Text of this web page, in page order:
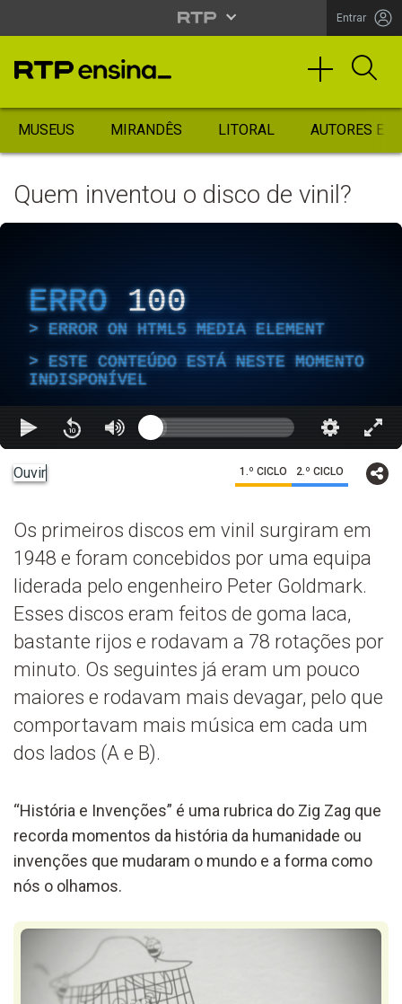
Entrar
MUSEUS MIRANDÊS LITORAL AUTORES
Quem inventou o disco de vinil?
ERRO 100
ERROR ON HTML5 MEDIA ELEMENT
ESTE CONTEÚDO ESTÁ NESTE MOMENTO
INDISPONÍVEL
Ouvir 1.º CICLO 2.º CICLO
Os primeiros discos em vinil surgiram em
1948 e foram concebidos por uma equipa
liderada pelo engenheiro Peter Goldmark.
Esses discos eram feitos de goma laca,
bastante rijos e rodavam a 78 rotações por
minuto. Os seguintes já eram um pouco
maiores e rodavam mais devagar, pelo que
comportavam mais música em cada um
dos lados (A e B).
“História e Invenções” é uma rubrica do Zig Zag que
recorda momentos da história da humanidade ou
invenções que mudaram o mundo e a forma como
nós o olhamos.